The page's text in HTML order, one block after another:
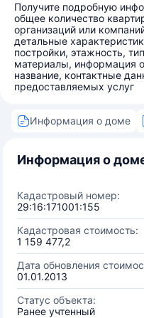
Получите подробную
общее количество
организаций или
детальные
постройки, этажность,
материалы, информация
название, контактные
предоставляемых услуг
Информация о доме
Информация о
Кадастровый номер:
29:16:171001:155
Кадастровая стоимость:
1 159 477,2
Дата обновления
01.01.2013
Статус объекта:
Ранее учтенный